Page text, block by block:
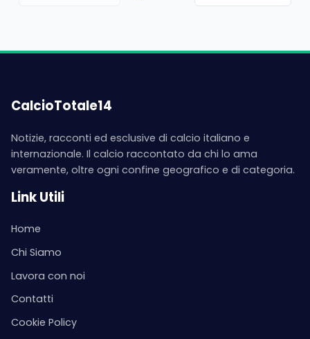
CalcioTotale14
Notizie, racconti ed esclusive di calcio italiano e
internazionale. Il calcio raccontato da chi lo ama
veramente, oltre ogni confine geografico e di categoria.
Link Utili
Home
Chi Siamo
Lavora con noi
Contatti
Cookie Policy